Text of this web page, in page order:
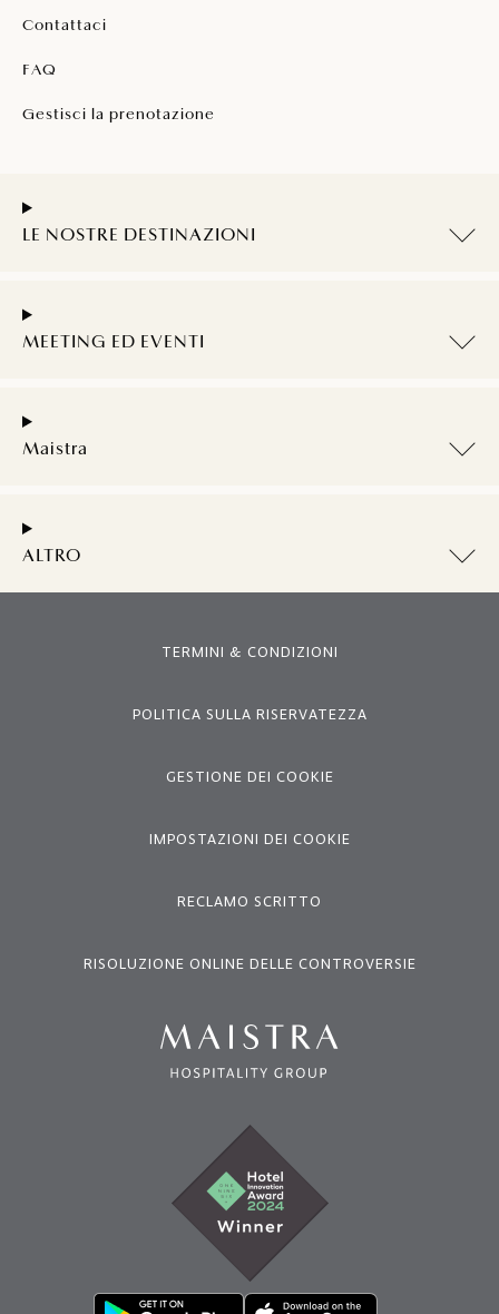
Contattaci
FAQ
Gestisci la prenotazione
LE NOSTRE DESTINAZIONI
MEETING ED EVENTI
Maistra
ALTRO
TERMINI & CONDIZIONI
POLITICA SULLA RISERVATEZZA
GESTIONE DEI COOKIE
IMPOSTAZIONI DEI COOKIE
RECLAMO SCRITTO
RISOLUZIONE ONLINE DELLE CONTROVERSIE